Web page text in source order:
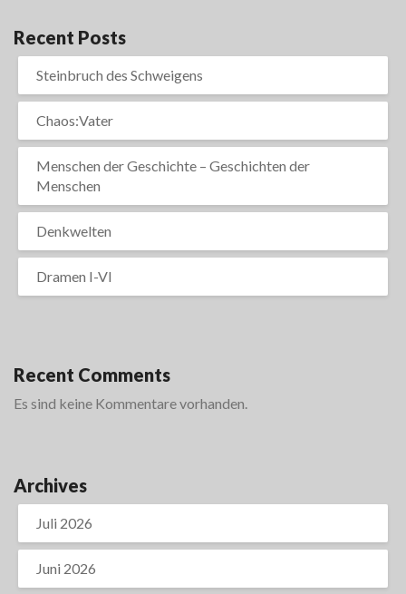
Recent Posts
Steinbruch des Schweigens
Chaos:Vater
Menschen der Geschichte – Geschichten der
Menschen
Denkwelten
Dramen I-VI
Recent Comments
Es sind keine Kommentare vorhanden.
Archives
Juli 2026
Juni 2026